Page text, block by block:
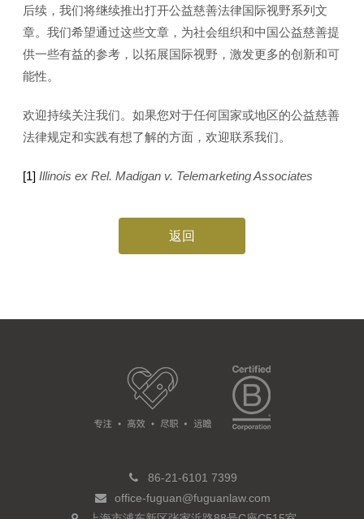
后续，我们将继续推出打开公益慈善法律国际视野系列文
章。我们希望通过这些文章，为社会组织和中国公益慈善提
供一些有益的参考，以拓展国际视野，激发更多的创新和可
能性。
欢迎持续关注我们。如果您对于任何国家或地区的公益慈善
法律规定和实践有想了解的方面，欢迎联系我们。
[1] Illinois ex Rel. Madigan v. Telemarketing Associates
返回
86-21-6101 7399
office-fuguan@fuguanlaw.com